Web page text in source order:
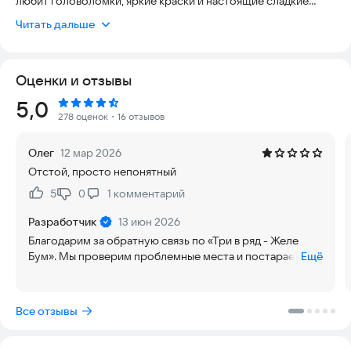
хотите расслабиться после тяжёлого дня и прокачать
захватывающие задания и разнообразные бонусы – всё это
ждёт вас прямо сейчас.
🟣 Почему стоит скачать Три в ряд – Желе Бум прямо
🔥 Яркая графика и сочные эффекты – разноцветные желе
переливаются всеми оттенками радуги, а каждое успешное
сочетание взрывается фейерверком сладостей.
🎮 Увлекательный геймплей – соединяйте одинаковые
элементы, зарабатывайте очки, выполняйте миссии и
открывайте новые уровни.
до настоящих испытаний для продвинутых игроков.
Читать дальше
Оценки и отзывы
Рейтинг:
5,0 278 оценок ・16 отзывов
Олег 12 мар 2026
Отстой, просто непонятный
Нравится:
5Не нравится:
0 1 комментарий
Разработчик
13 июн 2026
Благодарим за обратную связь по «Три в ряд - Желе
Бум». Мы проверим проблемные места и постараемся
Ещё
Все отзывы